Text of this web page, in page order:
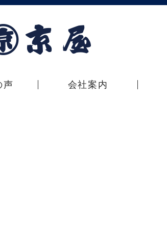
声 会社案内